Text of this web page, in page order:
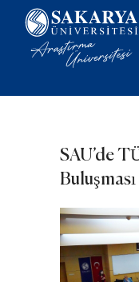
SAU’de
Buluşması